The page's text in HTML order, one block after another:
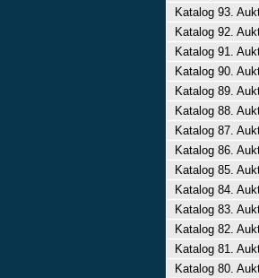
Katalog 93.
Katalog 92.
Katalog 91.
Katalog 90.
Katalog 89.
Katalog 88.
Katalog 87.
Katalog 86.
Katalog 85.
Katalog 84.
Katalog 83.
Katalog 82.
Katalog 81.
Katalog 80.